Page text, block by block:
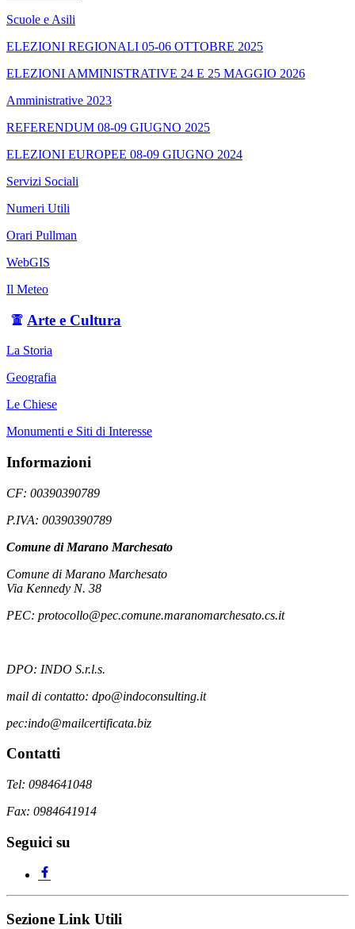
Scuole e Asili
ELEZIONI REGIONALI 05-06 OTTOBRE 2025
ELEZIONI AMMINISTRATIVE 24 E 25 MAGGIO 2026
Amministrative 2023
REFERENDUM 08-09 GIUGNO 2025
ELEZIONI EUROPEE 08-09 GIUGNO 2024
Servizi Sociali
Numeri Utili
Orari Pullman
WebGIS
Il Meteo
Arte e Cultura
La Storia
Geografia
Le Chiese
Monumenti e Siti di Interesse
Informazioni
CF: 00390390789
P.IVA: 00390390789
Comune di Marano Marchesato
Comune di Marano Marchesato
Via Kennedy N. 38
PEC: protocollo@pec.comune.maranomarchesato.cs.it
DPO: INDO S.r.l.s.
mail di contatto: dpo@indoconsulting.it
pec:indo@mailcertificata.biz
Contatti
Tel: 0984641048
Fax: 0984641914
Seguici su
Sezione Link Utili